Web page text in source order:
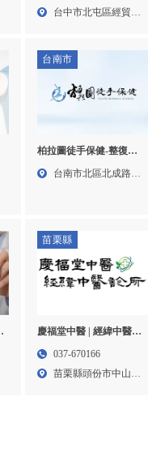
台中市北屯區經貿三
台南市
柏拉圖徒手保健-整復推
拿,運動按摩,台南整復推
台南市北區北成路
苗栗縣
慶福堂中醫 | 經緯中醫診
所-中醫診所,苗栗中醫診
中醫診所
037-670166
苗栗縣頭份市中山路